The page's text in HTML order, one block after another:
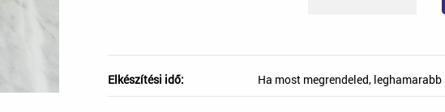
Elkészítési idő: Ha most megrendeled, leghamarabb